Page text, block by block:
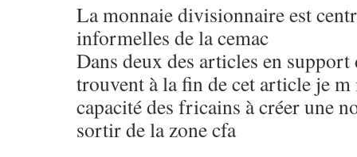
La monnaie divisionnaire est
informelles de la cemac
Dans deux des articles en
trouvent à la fin de cet article je
capacité des fricains à créer une
sortir de la zone cfa